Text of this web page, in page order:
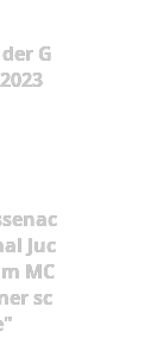
G
Juc
MC
sc